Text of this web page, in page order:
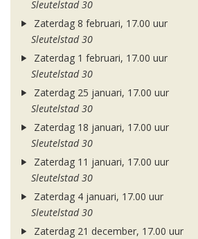
Sleutelstad 30
Zaterdag 8 februari, 17.00 uur
Sleutelstad 30
Zaterdag 1 februari, 17.00 uur
Sleutelstad 30
Zaterdag 25 januari, 17.00 uur
Sleutelstad 30
Zaterdag 18 januari, 17.00 uur
Sleutelstad 30
Zaterdag 11 januari, 17.00 uur
Sleutelstad 30
Zaterdag 4 januari, 17.00 uur
Sleutelstad 30
Zaterdag 21 december, 17.00 uur